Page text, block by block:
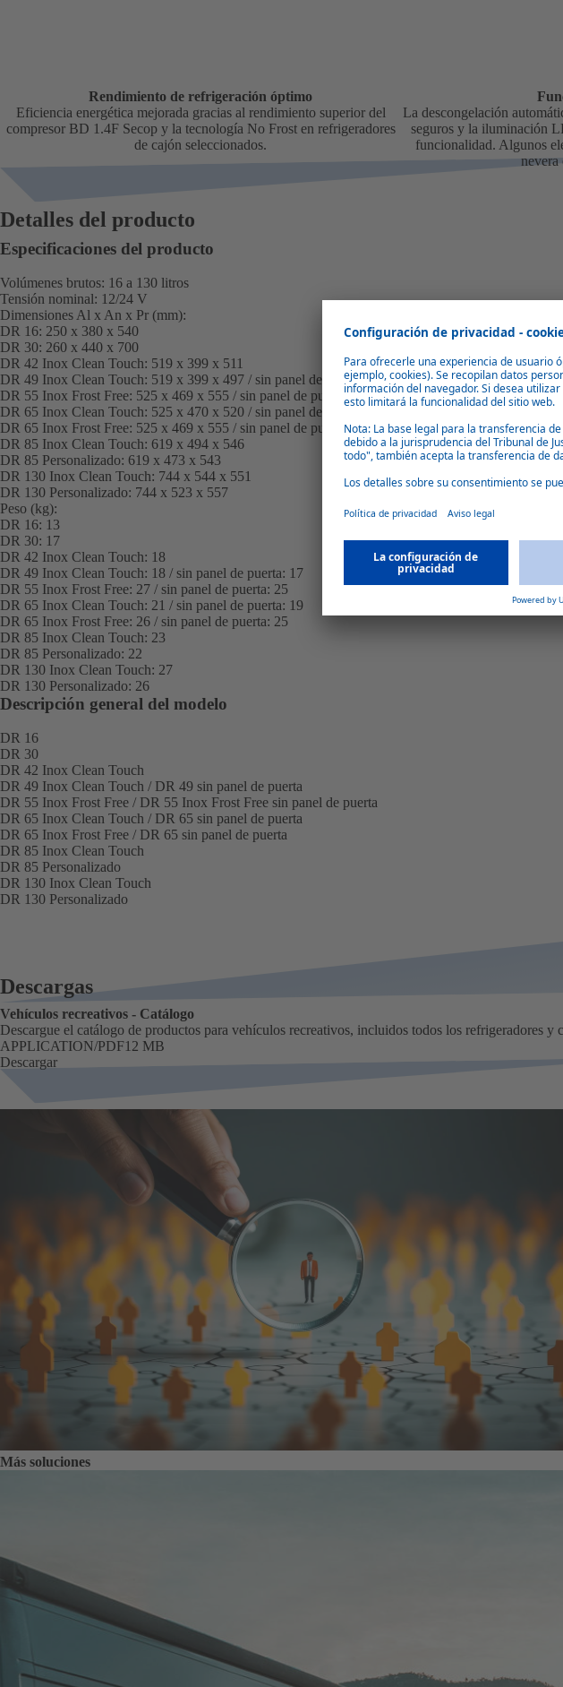
Rendimiento de refrigeración óptimo
Eficiencia energética mejorada gracias al rendimiento superior del
compresor BD 1.4F Secop y la tecnología No Frost en refrigeradores
de cajón seleccionados.
La descongelación
seguros y la iluminación
funcionalidad. Algunos
nevera
Detalles del producto
Especificaciones del producto
Volúmenes brutos: 16 a 130 litros
Tensión nominal: 12/24 V
Dimensiones Al x An x Pr (mm):
DR 16: 250 x 380 x 540
DR 30: 260 x 440 x 700
DR 42 Inox Clean Touch: 519 x 399 x 511
DR 49 Inox Clean Touch: 519 x 399 x 497 / sin panel de puerta: 519 x 379 x 497
DR 55 Inox Frost Free: 525 x 469 x 555 / sin panel de puerta: 525 x 457 x 560
DR 65 Inox Clean Touch: 525 x 470 x 520 / sin panel de puerta: 525 x 452 x 525
DR 65 Inox Frost Free: 525 x 469 x 555 / sin panel de puerta: 525 x 457 x 560
DR 85 Inox Clean Touch: 619 x 494 x 546
DR 85 Personalizado: 619 x 473 x 543
DR 130 Inox Clean Touch: 744 x 544 x 551
DR 130 Personalizado: 744 x 523 x 557
Peso (kg):
DR 16: 13
DR 30: 17
DR 42 Inox Clean Touch: 18
DR 49 Inox Clean Touch: 18 / sin panel de puerta: 17
DR 55 Inox Frost Free: 27 / sin panel de puerta: 25
DR 65 Inox Clean Touch: 21 / sin panel de puerta: 19
DR 65 Inox Frost Free: 26 / sin panel de puerta: 25
DR 85 Inox Clean Touch: 23
DR 85 Personalizado: 22
DR 130 Inox Clean Touch: 27
DR 130 Personalizado: 26
Descripción general del modelo
DR 16
DR 30
DR 42 Inox Clean Touch
DR 49 Inox Clean Touch / DR 49 sin panel de puerta
DR 55 Inox Frost Free / DR 55 Inox Frost Free sin panel de puerta
DR 65 Inox Clean Touch / DR 65 sin panel de puerta
DR 65 Inox Frost Free / DR 65 sin panel de puerta
DR 85 Inox Clean Touch
DR 85 Personalizado
DR 130 Inox Clean Touch
DR 130 Personalizado
Descargas
Vehículos recreativos - Catálogo
Descargue el catálogo de productos para vehículos recreativos, incluidos todos los refrigeradores y
Tamaño
12 MB
FORMATO
APPLICATION/PDF
Descargar
Más soluciones